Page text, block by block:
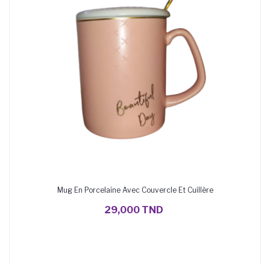
Mug En Porcelaine Avec Couvercle Et Cuillère
29,000 TND